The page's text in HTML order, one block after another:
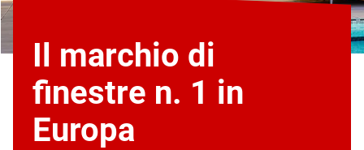
Il marchio di
finestre n. 1 in
Europa